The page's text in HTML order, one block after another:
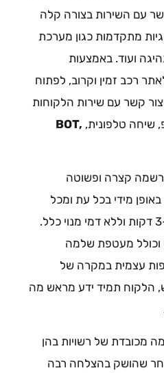
עם השירות בצורה קלה
מתקדמות כגון מערכת
ועוד. באמצעות
רכב זמין וקרוב, לפתוח
קשר עם שירות הלקוחות
שיחה טלפונית, BOT,
קצרה ופשוטה
מידי בכל עת ומכל
מקום, נמשכת לא יותר מ-3 דקות וללא דמי מנוי כלל.
וכולל מעטפת שלמה
עצמית במקרה של
הלקוח תמיד ידע מראש מה
מכובדת של רשויות בהן
שהושק בהצלחה רבה